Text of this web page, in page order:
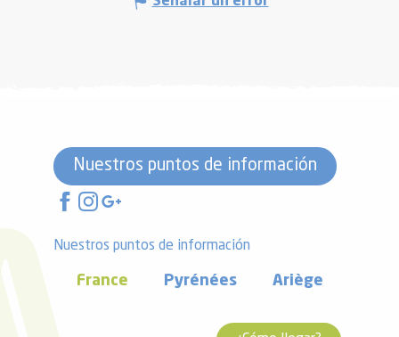
Nuestros puntos de información
Nuestros puntos de información
France Pyrénées Ariège